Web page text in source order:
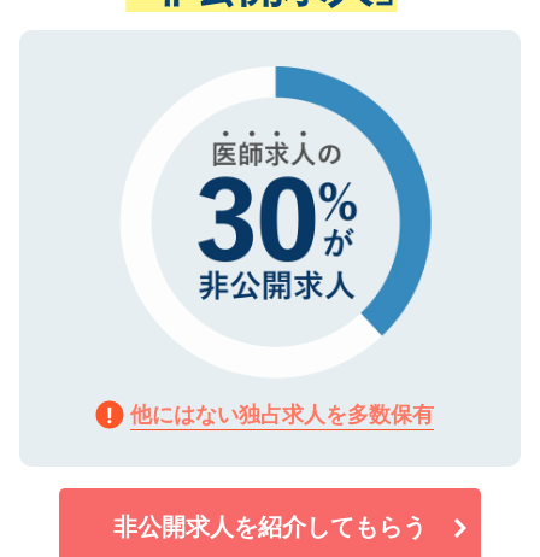
で、機密保持に関してもご安心ください。
ない方には、長期的なサポートが可能です
ので、まずはご登録ください。
他にはない独占求人を多数保有
非公開求人を紹介してもらう